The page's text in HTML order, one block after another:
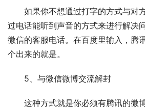
如果你不想通过打字的方式与对
过电话能听到声音的方式来进行解决
微信的客服电话。在百度里输入，腾
个出来的就是。
5、与微信微博交流解封
这种方式就是你必须有腾讯的微